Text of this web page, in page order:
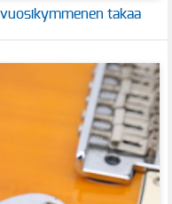
takaa